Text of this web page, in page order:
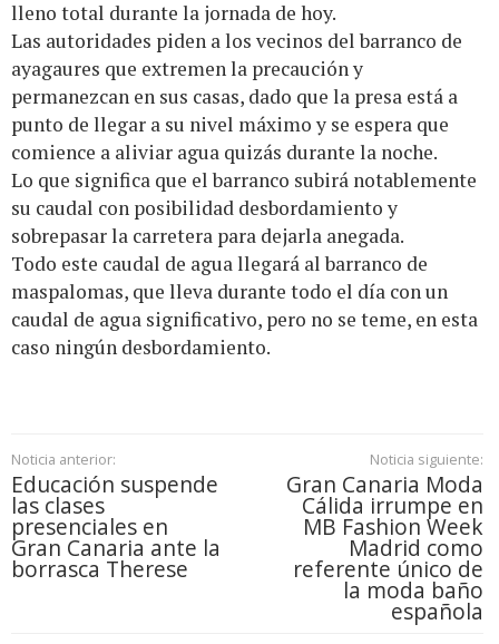
lleno total durante la jornada de hoy.
Las autoridades piden a los vecinos del barranco de
ayagaures que extremen la precaución y
permanezcan en sus casas, dado que la presa está a
punto de llegar a su nivel máximo y se espera que
comience a aliviar agua quizás durante la noche.
Lo que significa que el barranco subirá notablemente
su caudal con posibilidad desbordamiento y
sobrepasar la carretera para dejarla anegada.
Todo este caudal de agua llegará al barranco de
maspalomas, que lleva durante todo el día con un
caudal de agua significativo, pero no se teme, en esta
caso ningún desbordamiento.
Noticia anterior:
Educación suspende
las clases
presenciales en
Gran Canaria ante la
borrasca Therese
Noticia siguiente:
Gran Canaria Moda
Cálida irrumpe en
MB Fashion Week
Madrid como
referente único de
la moda baño
española